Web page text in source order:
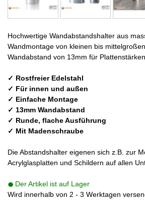
Hochwertige Wandabstandshalter aus
Wandmontage von kleinen bis
Wandabstand von 13mm für
✓ Rostfreier Edelstahl
✓ Für innen und außen
✓ Einfache Montage
✓ 13mm Wandabstand
✓ Runde, flache Ausführung
✓ Mit Madenschraube
Die Abstandshalter eigenen sich z.B. zur
Acrylglasplatten und Schildern auf allen
Der Artikel ist auf Lager
Wird innerhalb von 2 - 3 Werktagen